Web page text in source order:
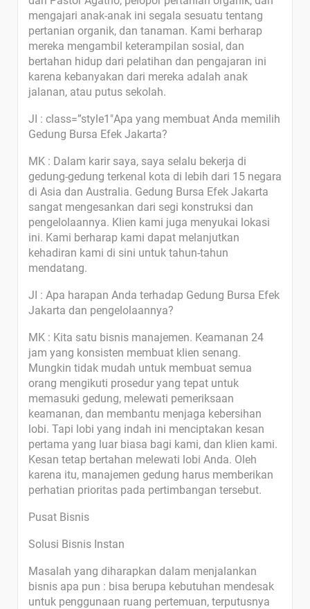
mengajari anak-anak ini segala sesuatu tentang
pertanian organik, dan tanaman. Kami berharap
mereka mengambil keterampilan sosial, dan
bertahan hidup dari pelatihan dan pengajaran ini
karena kebanyakan dari mereka adalah anak
jalanan, atau putus sekolah.
JI : class=”style1″Apa yang membuat Anda memilih
Gedung Bursa Efek Jakarta?
MK : Dalam karir saya, saya selalu bekerja di
gedung-gedung terkenal kota di lebih dari 15 negara
di Asia dan Australia. Gedung Bursa Efek Jakarta
sangat mengesankan dari segi konstruksi dan
pengelolaannya. Klien kami juga menyukai lokasi
ini. Kami berharap kami dapat melanjutkan
kehadiran kami di sini untuk tahun-tahun
mendatang.
JI : Apa harapan Anda terhadap Gedung Bursa Efek
Jakarta dan pengelolaannya?
MK : Kita satu bisnis manajemen. Keamanan 24
jam yang konsisten membuat klien senang.
Mungkin tidak mudah untuk membuat semua
orang mengikuti prosedur yang tepat untuk
memasuki gedung, melewati pemeriksaan
keamanan, dan membantu menjaga kebersihan
lobi. Tapi lobi yang indah ini menciptakan kesan
pertama yang luar biasa bagi kami, dan klien kami.
Kesan tetap bertahan melewati lobi Anda. Oleh
karena itu, manajemen gedung harus memberikan
perhatian prioritas pada pertimbangan tersebut.
Pusat Bisnis
Solusi Bisnis Instan
Masalah yang diharapkan dalam menjalankan
bisnis apa pun : bisa berupa kebutuhan mendesak
untuk penggunaan ruang pertemuan, terputusnya